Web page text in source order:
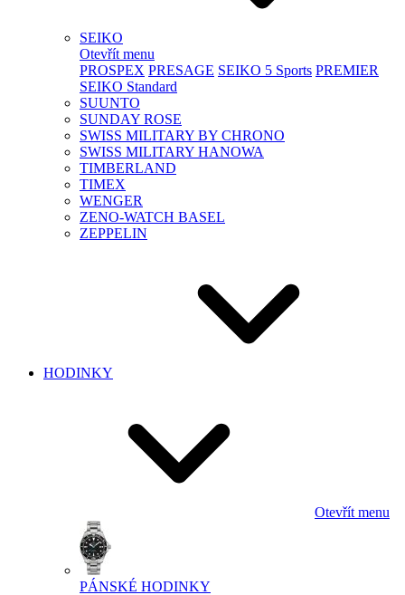
SEIKO
Otevřít menu
PROSPEX PRESAGE SEIKO 5 Sports PREMIER
SEIKO Standard
SUUNTO
SUNDAY ROSE
SWISS MILITARY BY CHRONO
SWISS MILITARY HANOWA
TIMBERLAND
TIMEX
WENGER
ZENO-WATCH BASEL
ZEPPELIN
HODINKY
Otevřít menu
PÁNSKÉ HODINKY